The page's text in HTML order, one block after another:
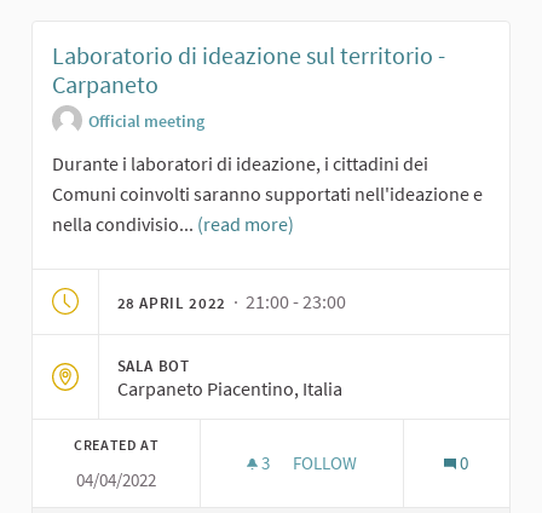
Laboratorio di ideazione sul territorio -
Carpaneto
Official meeting
Durante i laboratori di ideazione, i cittadini dei
Comuni coinvolti saranno supportati nell'ideazione e
nella condivisio... (read more)
28 APRIL 2022 · 21:00 - 23:00
SALA BOT
Carpaneto Piacentino, Italia
CREATED AT
04/04/2022
3 3 FOLLOWERS
FOLLOW 0